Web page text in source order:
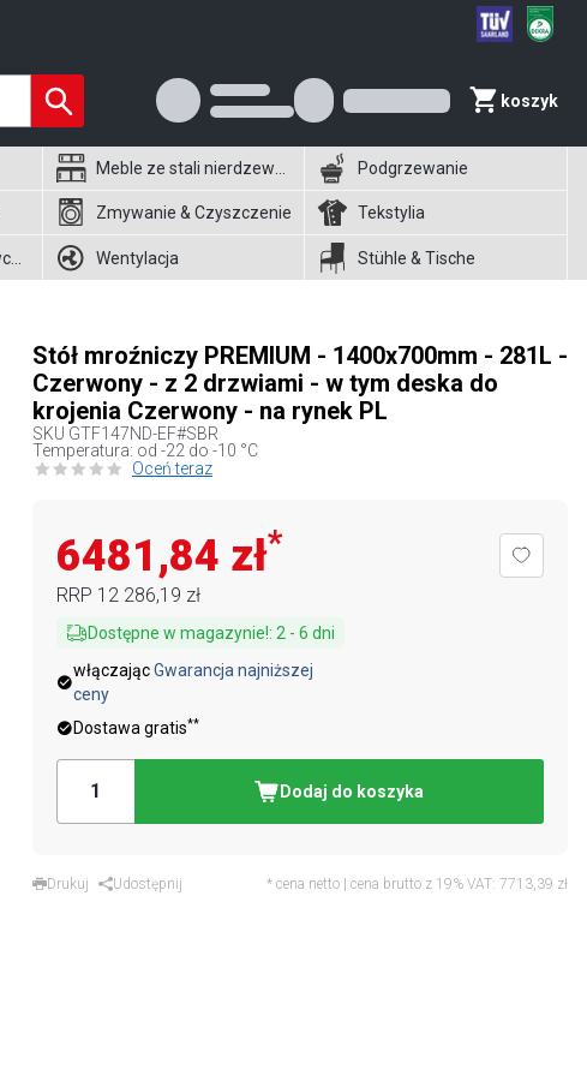
koszyk
Podgrzewanie
Zmywanie & Czyszczenie Tekstylia
Wentylacja Stühle & Tische
Stół mroźniczy PREMIUM - 1400x700mm - 281L -
Czerwony - z 2 drzwiami - w tym deska do
krojenia Czerwony - na rynek PL
SKU GTF147ND-EF#SBR
Temperatura: od -22 do -10 °C
Oceń teraz
6481,84 zł*
RRP 12 286,19 zł
Dostępne w magazynie!: 2 - 6 dni
włączającGwarancja najniższej
ceny
Dostawa gratis**
Dodaj do koszyka
Drukuj Udostępnij * cena netto | cena brutto z 19% VAT: 7713,39 zł